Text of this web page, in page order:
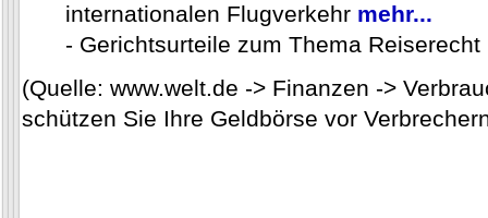
internationalen Flugverkehr mehr...
- Gerichtsurteile zum Thema Reiserecht
(Quelle: www.welt.de -> Finanzen ->
schützen Sie Ihre Geldbörse vor